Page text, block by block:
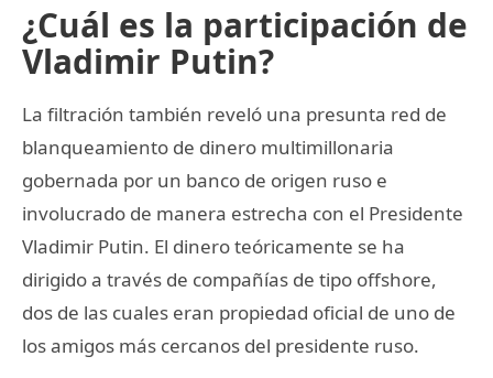
¿Cuál es la participación de
Vladimir Putin?
La filtración también reveló una presunta red de
blanqueamiento de dinero multimillonaria
gobernada por un banco de origen ruso e
involucrado de manera estrecha con el Presidente
Vladimir Putin. El dinero teóricamente se ha
dirigido a través de compañías de tipo offshore,
dos de las cuales eran propiedad oficial de uno de
los amigos más cercanos del presidente ruso.